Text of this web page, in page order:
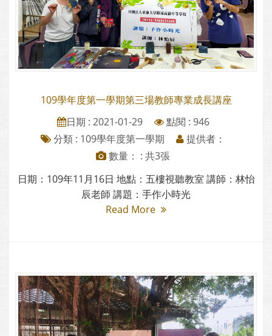
109學年度第一學期第三場教師專業成長講座
日期 : 2021-01-29
點閱 : 946
分類 : 109學年度第一學期
提供者：
數量： : 共3張
日期：109年11月16日 地點：五樓視聽教室 講師：林怡
辰老師 講題：手作小時光
Read More